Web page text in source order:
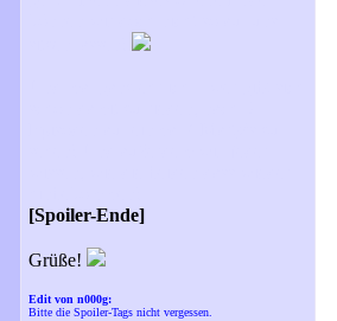
[Spoiler-Ende]
Grüße!
Edit von n000g:
Bitte die Spoiler-Tags nicht vergessen.